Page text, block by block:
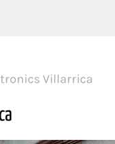
Villarrica